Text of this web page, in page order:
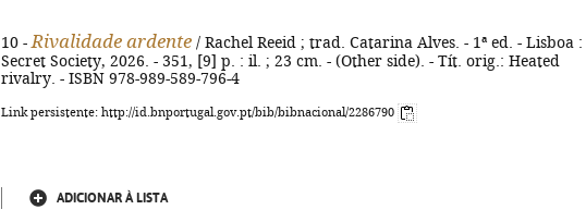
10 - Rivalidade ardente / Rachel Reeid ; trad. Catarina Alves. - 1ª ed. - Lisboa :
Secret Society, 2026. - 351, [9] p. : il. ; 23 cm. - (Other side). - Tít. orig.: Heated
rivalry. - ISBN 978-989-589-796-4
Link persistente: http://id.bnportugal.gov.pt/bib/bibnacional/2286790
ADICIONAR À LISTA